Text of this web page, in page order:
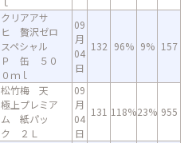
クリアアサ
ヒ 贅沢ゼロ
スペシャル
Ｐ 缶 ５０
０ｍｌ
09
月
04
日
132 96% 9% 157
松竹梅 天
極上プレミア
ム 紙パッ
ク ２Ｌ
09
月
04
日
131 118%23% 955